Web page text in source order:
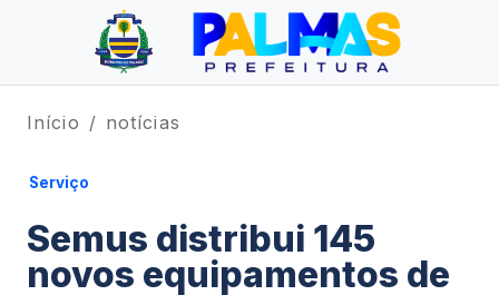
Início notícias
Serviço
Semus distribui 145
novos equipamentos de